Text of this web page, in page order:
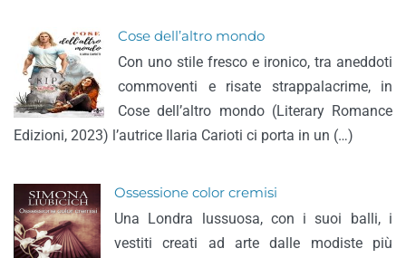
Cose dell’altro mondo
Con uno stile fresco e ironico, tra aneddoti
commoventi e risate strappalacrime, in
Cose dell’altro mondo (Literary Romance
Edizioni, 2023) l’autrice Ilaria Carioti ci porta in un (…)
Ossessione color cremisi
Una Londra lussuosa, con i suoi balli, i
vestiti creati ad arte dalle modiste più